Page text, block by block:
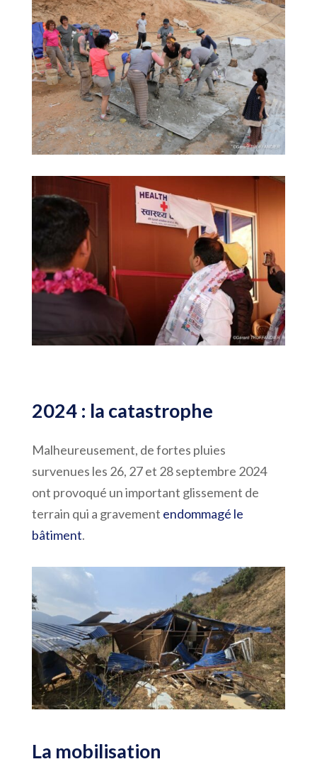
2024 : la catastrophe
Malheureusement, de fortes pluies
survenues les 26, 27 et 28 septembre 2024
ont provoqué un important glissement de
terrain qui a gravement endommagé le
bâtiment.
La mobilisation